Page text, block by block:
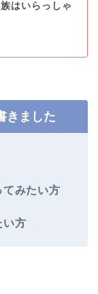
はいらっしゃ
きました
てみたい方
い方